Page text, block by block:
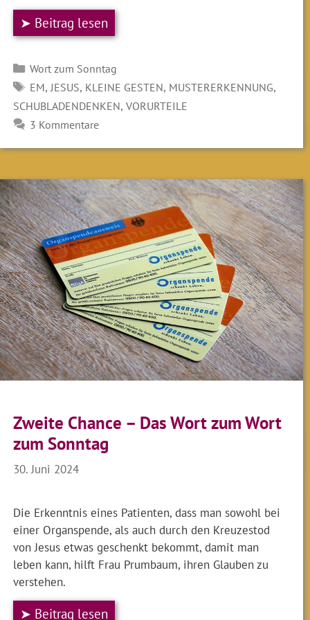
➤ Beitrag lesen
Kategorien
Wort zum Sonntag
SCHLAGWÖRTER
EM,JESUS, KLEINE GESTEN, MUSTERERKENNUNG,
SCHUBLADENDENKEN,VORURTEILE
3 Kommentare
Zweite Chance – Das Wort zum Wort
zum Sonntag
30. Juni 2024
Die Erkenntnis eines Patienten, dass man sowohl bei
einer Organspende, als auch durch den Kreuzestod
von Jesus etwas geschenkt bekommt, damit man
leben kann, hilft Frau Prumbaum, ihren Glauben zu
verstehen.
➤ Beitrag lesen